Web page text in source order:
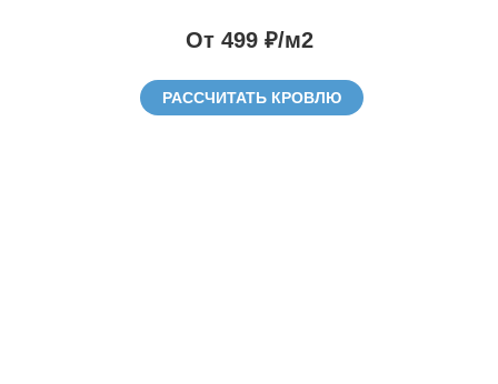
От 499 ₽/м2
РАССЧИТАТЬ КРОВЛЮ